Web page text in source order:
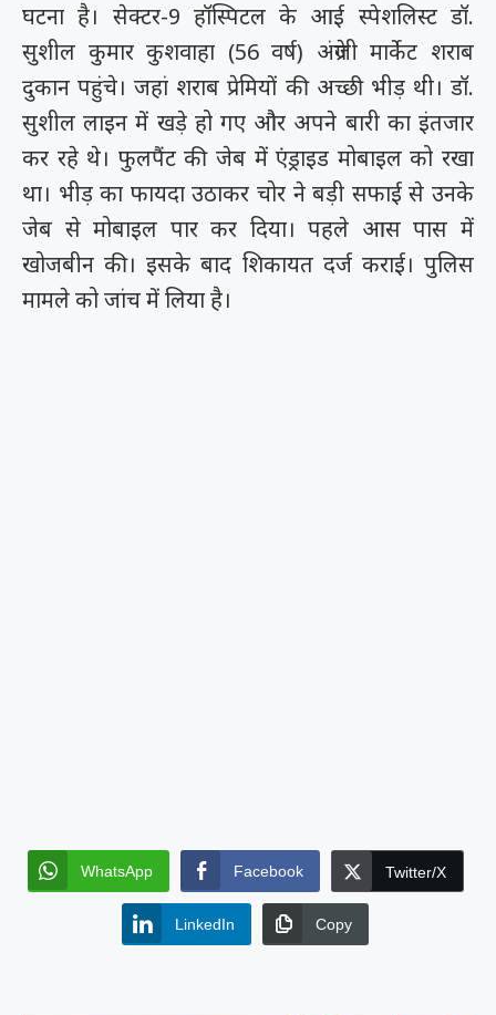
घटना है। सेक्टर-9 हॉस्पिटल के आई स्पेशलिस्ट डॉ.
सुशील कुमार कुशवाहा (56 वर्ष) अंग्रेजी मार्केट शराब
दुकान पहुंचे। जहां शराब प्रेमियों की अच्छी भीड़ थी। डॉ.
सुशील लाइन में खड़े हो गए और अपने बारी का इंतजार
कर रहे थे। फुलपैंट की जेब में एंड्राइड मोबाइल को रखा
था। भीड़ का फायदा उठाकर चोर ने बड़ी सफाई से उनके
जेब से मोबाइल पार कर दिया। पहले आस पास में
खोजबीन की। इसके बाद शिकायत दर्ज कराई। पुलिस
मामले को जांच में लिया है।
WhatsApp Facebook Twitter/X
LinkedIn Copy